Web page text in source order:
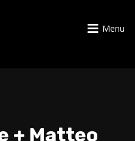
Menu
+ Matteo